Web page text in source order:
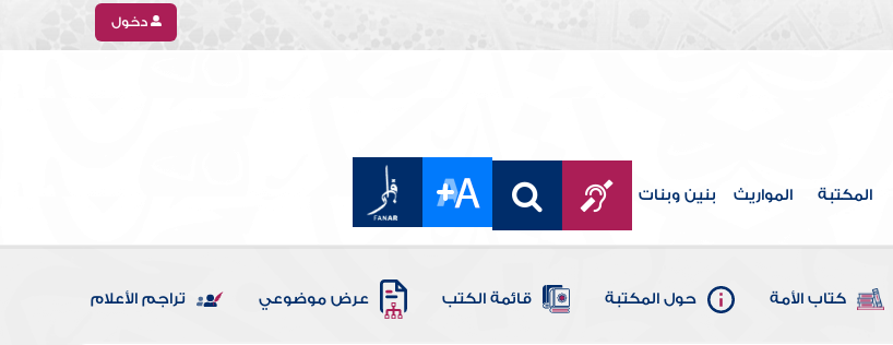
دخول
المكتبة المواريث بنين وبنات
كتاب الأمة حول المكتبة قائمة الكتب عرض موضوعي تراجم الأعلام